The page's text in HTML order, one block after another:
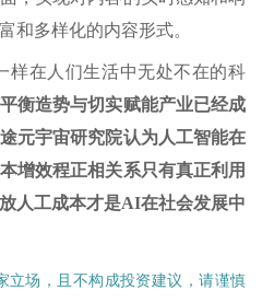
和多样化的内容形式。
样在人们生活中无处不在的科
衡造势与切实赋能产业已经成
元宇宙研究院认为人工智能在
增效程正相关系只有真正利用
人工成本才是AI在社会发展中
立场，且不构成投资建议，请谨慎